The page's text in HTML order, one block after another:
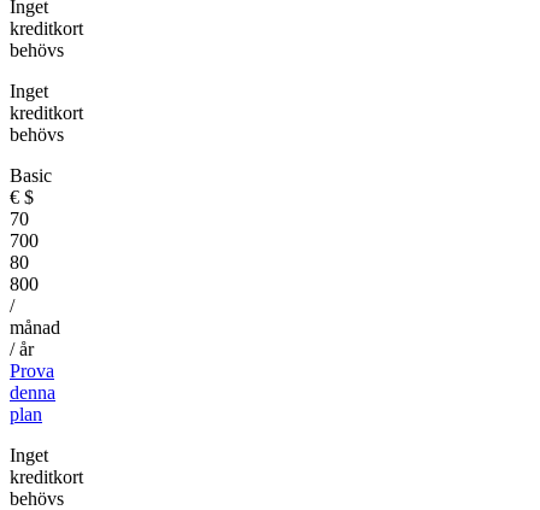
Inget
kreditkort
behövs
Inget
kreditkort
behövs
Basic
€ $
70
700
80
800
/
månad
/ år
Prova
denna
plan
Inget
kreditkort
behövs